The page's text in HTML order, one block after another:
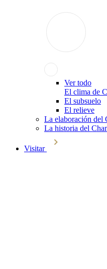
Ver todo
El clima de
El subsuelo
El relieve
La elaboración del
La historia del
Visitar